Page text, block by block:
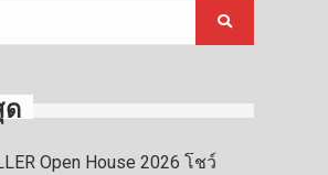
ด
Open House 2026 โชว์